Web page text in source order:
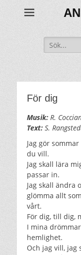
Sök
efter:
För dig
Musik: R.
Text: S.
Jag gör
du vill.
Jag skall lära
passar in.
Jag skall ändra
glömma allt
vårt.
För dig, till dig,
I mina
hemlighet.
Och jag vill, jag